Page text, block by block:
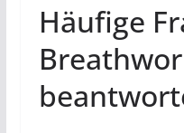
Häufige